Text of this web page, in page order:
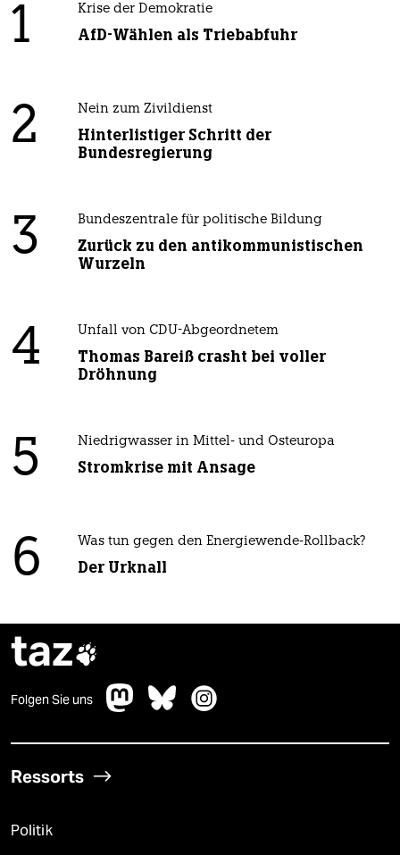
1 Krise der Demokratie
AfD-Wählen als Triebabfuhr
2 Nein zum Zivildienst
Hinterlistiger Schritt der
Bundesregierung
3 Bundeszentrale für politische Bildung
Zurück zu den antikommunistischen
Wurzeln
4 Unfall von CDU-Abgeordnetem
Thomas Bareiß crasht bei voller
Dröhnung
5 Niedrigwasser in Mittel- und Osteuropa
Stromkrise mit Ansage
6 Was tun gegen den Energiewende-Rollback?
Der Urknall
taz
Folgen Sie uns
Ressorts
Politik